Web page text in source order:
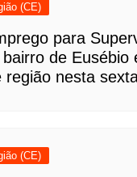
(CE)
para
de Eusébio
região nesta
(CE)